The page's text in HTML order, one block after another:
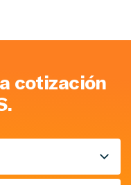
cotización